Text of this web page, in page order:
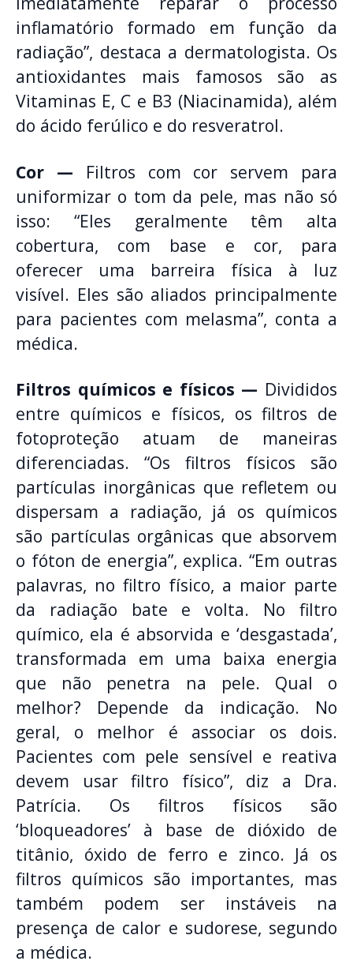
inflamatório formado em função da
radiação”, destaca a dermatologista. Os
antioxidantes mais famosos são as
Vitaminas E, C e B3 (Niacinamida), além
do ácido ferúlico e do resveratrol.
Cor — Filtros com cor servem para
uniformizar o tom da pele, mas não só
isso: “Eles geralmente têm alta
cobertura, com base e cor, para
oferecer uma barreira física à luz
visível. Eles são aliados principalmente
para pacientes com melasma”, conta a
médica.
Filtros químicos e físicos — Divididos
entre químicos e físicos, os filtros de
fotoproteção atuam de maneiras
diferenciadas. “Os filtros físicos são
partículas inorgânicas que refletem ou
dispersam a radiação, já os químicos
são partículas orgânicas que absorvem
o fóton de energia”, explica. “Em outras
palavras, no filtro físico, a maior parte
da radiação bate e volta. No filtro
químico, ela é absorvida e ‘desgastada’,
transformada em uma baixa energia
que não penetra na pele. Qual o
melhor? Depende da indicação. No
geral, o melhor é associar os dois.
Pacientes com pele sensível e reativa
devem usar filtro físico”, diz a Dra.
Patrícia. Os filtros físicos são
‘bloqueadores’ à base de dióxido de
titânio, óxido de ferro e zinco. Já os
filtros químicos são importantes, mas
também podem ser instáveis na
presença de calor e sudorese, segundo
a médica.